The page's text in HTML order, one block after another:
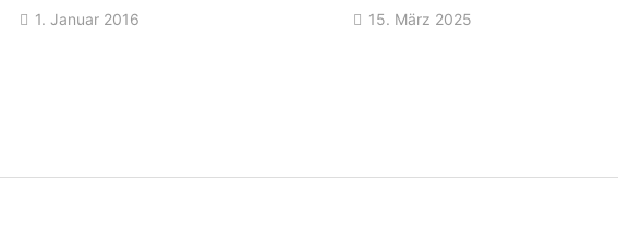
1. Januar 2016 15. März 2025